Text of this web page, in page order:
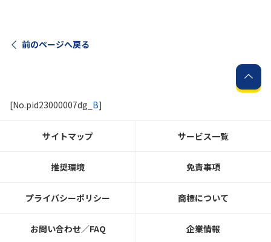
前のページへ戻る
[No.pid23000007dg_ B]
サイトマップ サービス一覧
推奨環境 免責事項
プライバシーポリシー 商標について
お問い合わせ／FAQ 企業情報